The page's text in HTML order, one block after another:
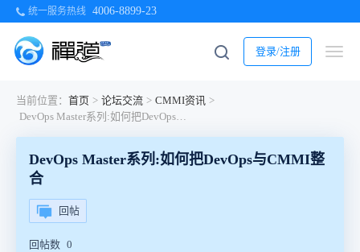
统一服务热线 4006-8899-23
登录/注册
当前位置： 首页 > 论坛交流 > CMMI资讯 >
DevOps Master系列:如何把DevOps与CMMI整合
DevOps Master系列:如何把DevOps与CMMI整
合
回帖
回帖数 0